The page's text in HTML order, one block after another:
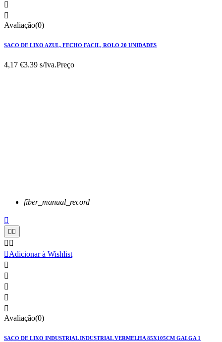


Avaliação(0)
SACO DE LIXO AZUL, FECHO FACIL, ROLO 20 UNIDADES
4,17 €3.39 s/Iva.Preço
fiber_manual_record

 
 
Adicionar à Wishlist





Avaliação(0)
SACO DE LIXO INDUSTRIAL INDUSTRIAL VERMELHA 85X105CM GALGA 1